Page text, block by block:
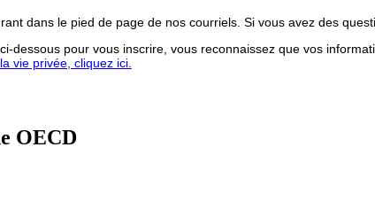
dans le pied de page de nos courriels. Si vous avez des
dessous pour vous inscrire, vous reconnaissez que vos
vie privée, cliquez ici.
OECD